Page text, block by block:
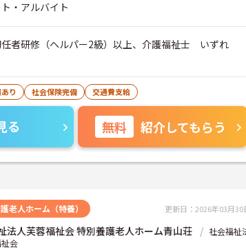
・アルバイト
者研修（ヘルパー2級）以上、介護福祉士 いずれ
り 社会保険完備 交通費支給
る 無料 紹介してもらう
老人ホーム（特養） 更新日：2026年03月30
法人芙蓉福祉会 特別養護老人ホーム青山荘
社会福祉
会